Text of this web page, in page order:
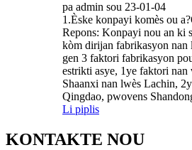
pa admin sou 23-01-04
1.Èske konpayi komès ou
Repons: Konpayi nou an ki
kòm dirijan fabrikasyon nan
gen 3 faktori fabrikasyon
estrikti asye, 1ye faktori
Shaanxi nan lwès Lachin,
Qingdao, pwovens
Li piplis
KONTAKTE NOU